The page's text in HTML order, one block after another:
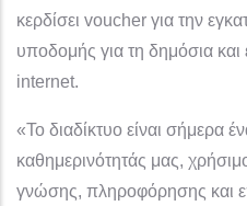
κερδίσει voucher για την
υποδομής για τη δημόσια
internet.
«Το διαδίκτυο είναι σήμερα
καθημερινότητάς μας,
γνώσης, πληροφόρησης και